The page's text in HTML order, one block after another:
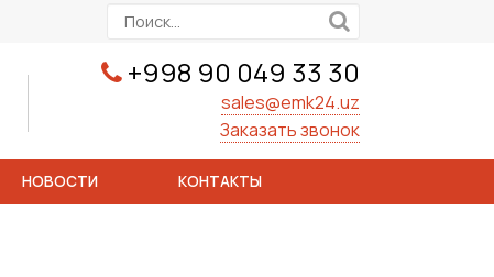
+998 90 049 33 30
sales@emk24.uz
Заказать звонок
НОВОСТИ КОНТАКТЫ